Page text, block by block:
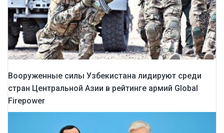
Вооруженные силы Узбекистана лидируют среди
стран Центральной Азии в рейтинге армий Global
Firepower